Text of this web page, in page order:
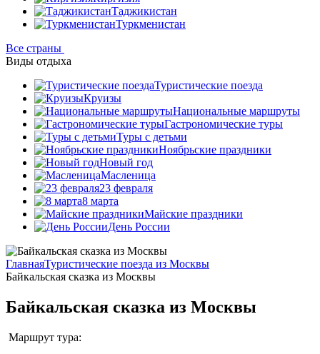
Таджикистан
Туркменистан
Все страны
Виды отдыха
Туристические поезда
Круизы
Национальные маршруты
Гастрономические туры
Туры с детьми
Ноябрьские праздники
Новый год
Масленица
23 февраля
8 марта
Майские праздники
День России
ГлавнаяТуристические поезда из Москвы
Байкальская сказка из Москвы
Байкальская сказка из Москвы
Маршрут тура: